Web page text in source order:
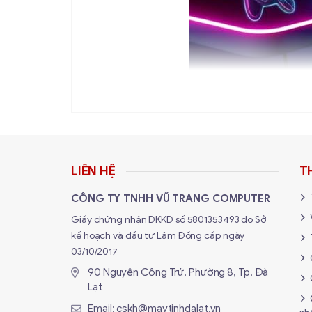
✅ Trải Nghiệm Thực Tế Tại Cửa
Chỉ có tạiMaytinhdalat.vnở Đà Lạt,
✅ Tư Vấn Build Setup Đồng Bộ:
bộ LED (qua RGB Hub), đồng bộ phần
✅ Hỗ Trợ Lắp Đặt Tận Nơi:Đối với
LIÊN HỆ
CÔNG TY TNHH VŨ TRANG COMPUTER
Giấy chứng nhận DKKD số 5801353493 do Sở
kế hoạch và đầu tư Lâm Đồng cấp ngày
03/10/2017
90 Nguyễn Công Trứ, Phường 8, Tp. Đà
Lạt
Email:cskh@maytinhdalat.vn